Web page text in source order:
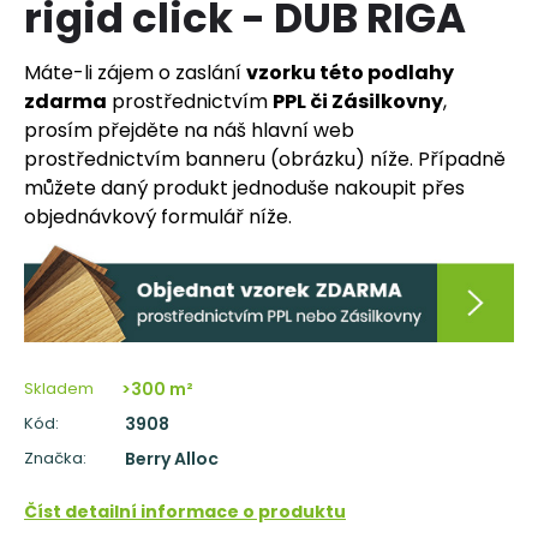
rigid click - DUB RIGA
Máte-li zájem o zaslánívzorku této podlahy
zdarma prostřednictvím PPL či Zásilkovny,
prosím přejděte na náš hlavní web
prostřednictvím banneru (obrázku) níže. Případně
můžete daný produkt jednoduše nakoupit přes
objednávkový formulář níže.
Skladem >300 m²
Kód: 3908
Značka: Berry Alloc
Číst detailní informace o produktu
a
j
í
t
?
HLEDAT
D
o
p
o
u